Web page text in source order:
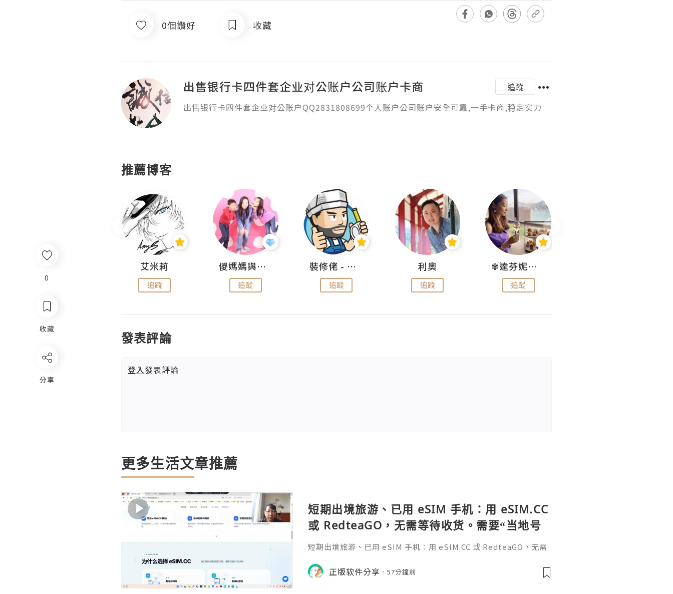
0
收藏
分享
0個讚好 收藏
出售银行卡四件套企业对公账户公司账户卡商
追蹤
出售银行卡四件套企业对公账户QQ2831808699个人账户公司账户安全可靠,一手卡商,稳定实力
推薦博客
艾米莉
追蹤
儍媽媽與兩隻小魔怪之家
追蹤
裝修佬 - 香港一站式網上裝修平台
追蹤
利奧
追蹤
✾達芬妮•愛孩子•愛生活✾
追蹤
發表評論
登入發表評論
更多生活文章推薦
短期出境旅游、已用 eSIM 手机：用 eSIM.CC
或 RedteaGO，无需等待收货。需要“当地号
码 + 通话短信”（如打车、外卖、客户联
餐）。长
短期出境旅游、已用 eSIM 手机：用 eSIM.CC 或 RedteaGO，无需
络）：优先 RedteaGO（明确提供通话短信套餐）。长期多国移动办
公数字游民，或手机不支持 eSIM：用 Xesim，一次收货长期使用，
正版软件分享 57分鐘前